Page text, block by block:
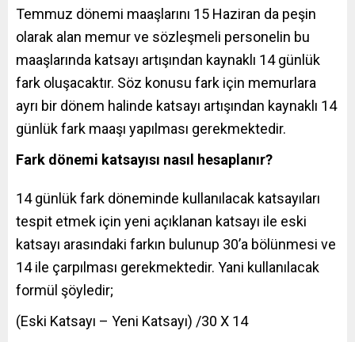
Temmuz dönemi maaşlarını 15 Haziran da peşin
olarak alan memur ve sözleşmeli personelin bu
maaşlarında katsayı artışından kaynaklı 14 günlük
fark oluşacaktır. Söz konusu fark için memurlara
ayrı bir dönem halinde katsayı artışından kaynaklı 14
günlük fark maaşı yapılması gerekmektedir.
Fark dönemi katsayısı nasıl hesaplanır?
14 günlük fark döneminde kullanılacak katsayıları
tespit etmek için yeni açıklanan katsayı ile eski
katsayı arasındaki farkın bulunup 30’a bölünmesi ve
14 ile çarpılması gerekmektedir. Yani kullanılacak
formül şöyledir;
(Eski Katsayı – Yeni Katsayı) /30 X 14